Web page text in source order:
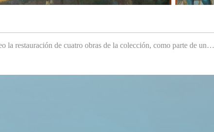
la restauración de cuatro obras de la colección, como parte de un…